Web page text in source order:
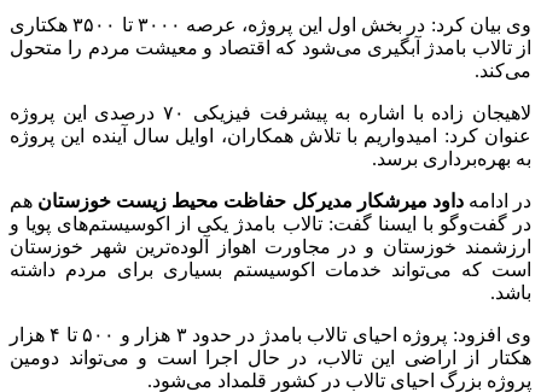
وی بیان کرد: در بخش اول این پروژه، عرصه ۳۰۰۰ تا ۳۵۰۰ هکتاری
از تالاب بامدژ آبگیری می‌شود که اقتصاد و معیشت مردم را متحول
می‌کند.
لاهیجان زاده با اشاره به پیشرفت فیزیکی ۷۰ درصدی این پروژه
عنوان کرد: امیدواریم با تلاش همکاران، اوایل سال آینده این پروژه
به بهره‌برداری برسد.
در ادامه داود میرشکار مدیرکل حفاظت محیط زیست خوزستان هم
در گفت‌وگو با ایسنا گفت: تالاب بامدژ یکی از اکوسیستم‌های پویا و
ارزشمند خوزستان و در مجاورت اهواز آلوده‌ترین شهر خوزستان
است که می‌تواند خدمات اکوسیستم بسیاری برای مردم داشته
باشد.
وی افزود: پروژه احیای تالاب بامدژ در حدود ۳ هزار و ۵۰۰ تا ۴ هزار
هکتار از اراضی این تالاب، در حال اجرا است و می‌تواند دومین
پروژه بزرگ احیای تالاب در کشور قلمداد می‌شود.